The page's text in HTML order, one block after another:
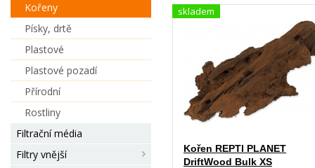
Kořeny
Písky, drtě
Plastové
Plastové pozadí
Přírodní
Rostliny
Filtrační média
Filtry vnější
skladem
Kořen REPTI PLANET
DriftWood Bulk XS